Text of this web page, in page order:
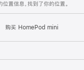
置信息，找到了你的位置。
购买 HomePod mini